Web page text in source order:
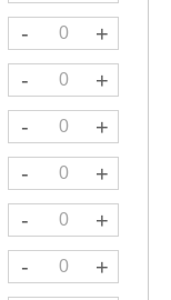
- +
- +
- +
- +
- +
- +